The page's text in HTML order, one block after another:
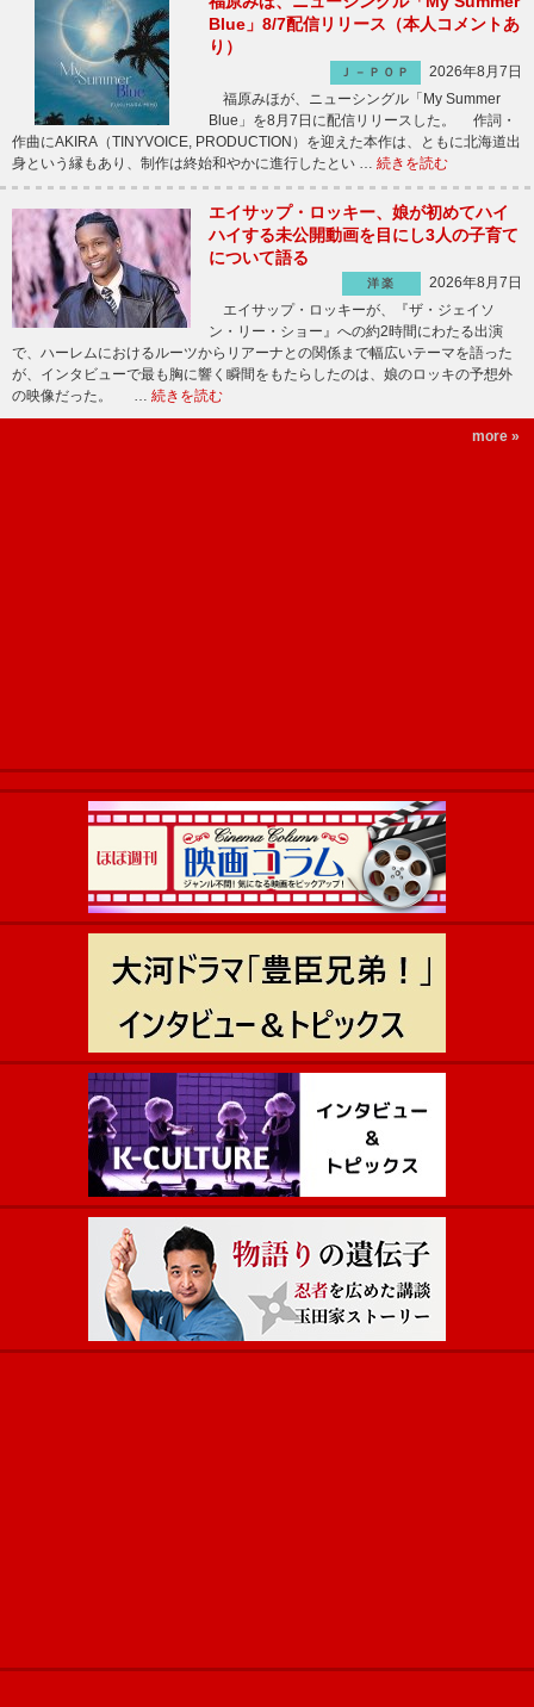
Blue」8/7配信リリース（本人コメントあ
り）
Ｊ－ＰＯＰ
2026年8月7日
福原みほが、ニューシングル「My Summer
Blue」を8月7日に配信リリースした。 作詞・
作曲にAKIRA（TINYVOICE, PRODUCTION）を迎えた本作は、ともに北海道出
身という縁もあり、制作は終始和やかに進行したとい … 続きを読む
エイサップ・ロッキー、娘が初めてハイ
ハイする未公開動画を目にし3人の子育て
について語る
洋楽
2026年8月7日
エイサップ・ロッキーが、『ザ・ジェイソ
ン・リー・ショー』への約2時間にわたる出演
で、ハーレムにおけるルーツからリアーナとの関係まで幅広いテーマを語った
が、インタビューで最も胸に響く瞬間をもたらしたのは、娘のロッキの予想外
の映像だった。 … 続きを読む
more »